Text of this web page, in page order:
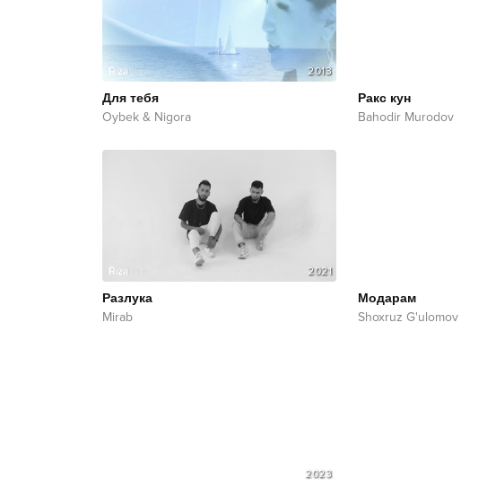
2013
Для тебя
Oybek & Nigora
Ракс кун
Bahodir Murodov
2021
Pазлука
Mirab
Модарам
Shoxruz G'ulomov
2023